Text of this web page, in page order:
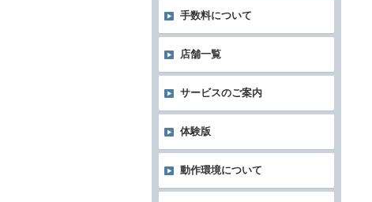
手数料について
店舗一覧
サービスのご案内
体験版
動作環境について